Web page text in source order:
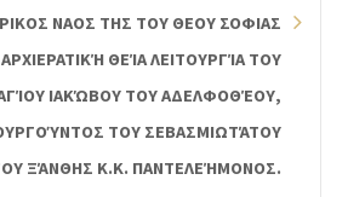
ΝΑΟΣ ΤΗΣ ΤΟΥ ΘΕΟΥ ΣΟΦΙΑΣ
ΘΕΊΑ ΛΕΙΤΟΥΡΓΊΑ ΤΟΥ
ΙΑΚΏΒΟΥ ΤΟΥ ΑΔΕΛΦΟΘΈΟΥ,
ΤΟΥ ΣΕΒΑΣΜΙΩΤΆΤΟΥ
ΞΆΝΘΗΣ Κ.Κ. ΠΑΝΤΕΛΕΉΜΟΝΟΣ.